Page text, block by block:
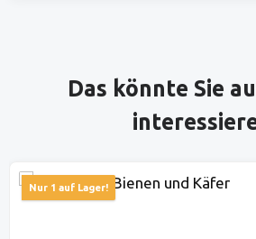
Produktgalerie überspringen
Das könnte Sie
Nur 1 auf Lager!